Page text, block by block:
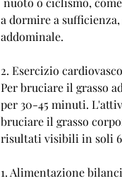
a dormire a
addominale.
2. Esercizio
Per bruciare il grasso
per 30-45 minuti.
bruciare il grasso
risultati visibili in soli 6
1. Alimentazione